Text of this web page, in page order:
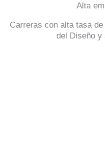
Alta
Carreras con alta tasa
del Diseño y